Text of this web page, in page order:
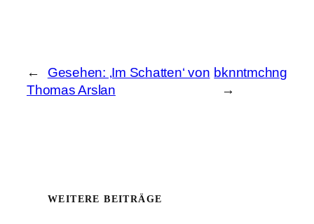
←
Gesehen: ‚Im Schatten‘ von
Thomas Arslan
bknntmchng
→
WEITERE BEITRÄGE